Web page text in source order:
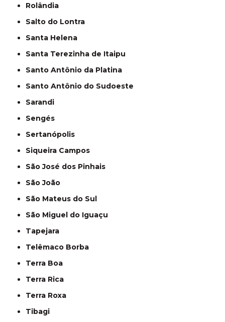
Rolândia
Salto do Lontra
Santa Helena
Santa Terezinha de Itaipu
Santo Antônio da Platina
Santo Antônio do Sudoeste
Sarandi
Sengés
Sertanópolis
Siqueira Campos
São José dos Pinhais
São João
São Mateus do Sul
São Miguel do Iguaçu
Tapejara
Telêmaco Borba
Terra Boa
Terra Rica
Terra Roxa
Tibagi